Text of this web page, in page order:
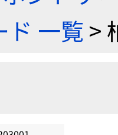
ド 一覧>